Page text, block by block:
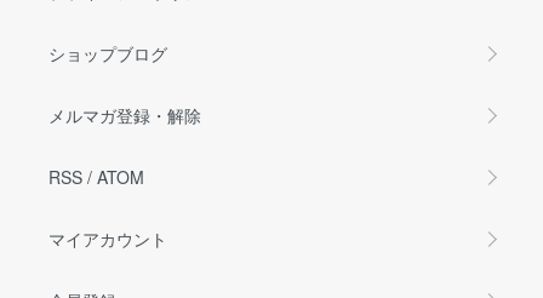
ショップブログ
メルマガ登録・解除
RSS / ATOM
マイアカウント